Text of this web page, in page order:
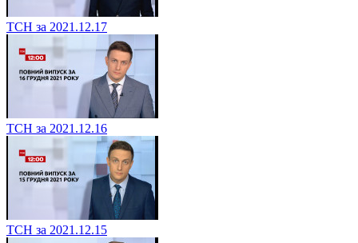
ТСН за 2021.12.17
ТСН за 2021.12.16
ТСН за 2021.12.15